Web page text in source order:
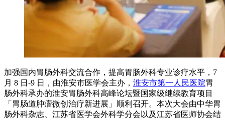
加强国内胃肠外科交流合作，提高胃肠外科专业诊疗水平，7
月 8 日-9 日，由淮安市医学会主办， 淮安市第一人民医院胃
肠外科承办的淮安胃肠外科高峰论坛暨国家级继续教育项目
「胃肠道肿瘤微创治疗新进展」顺利召开。本次大会由中华胃
肠外科杂志、江苏省医学会外科学分会以及江苏省医师协会结